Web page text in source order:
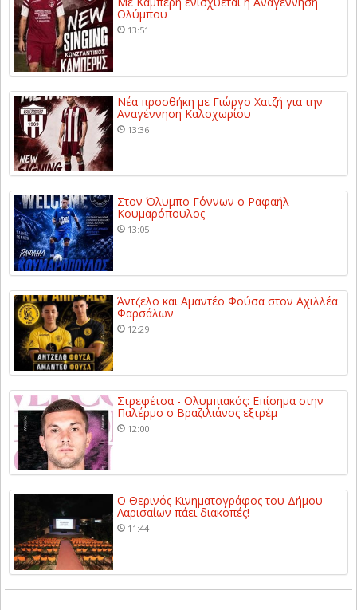
Ολύμπου
13:51
Νέα προσθήκη με Γιώργο Χατζή για την
Αναγέννηση Καλοχωρίου
13:36
Στον Όλυμπο Γόννων ο Ραφαήλ
Κουμαρόπουλος
13:05
Άντζελο και Αμαντέο Φούσα στον Αχιλλέα
Φαρσάλων
12:29
Στρεφέτσα - Ολυμπιακός: Επίσημα στην
Παλέρμο ο Βραζιλιάνος εξτρέμ
12:00
Ο Θερινός Κινηματογράφος του Δήμου
Λαρισαίων πάει διακοπές!
11:44